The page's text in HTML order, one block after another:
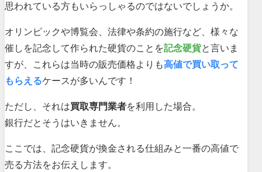
思われている方もいらっしゃるのではないでしょうか。
オリンピックや博覧会、法律や条約の施行など、様々な
催しを記念して作られた硬貨のことを記念硬貨と言いま
すが、これらは当時の販売価格よりも高値で買い取って
もらえるケースが多いんです！
ただし、それは買取専門業者を利用した場合。
銀行だとそうはいきません。
ここでは、記念硬貨が換金される仕組みと一番の高値で
売る方法をお伝えします。